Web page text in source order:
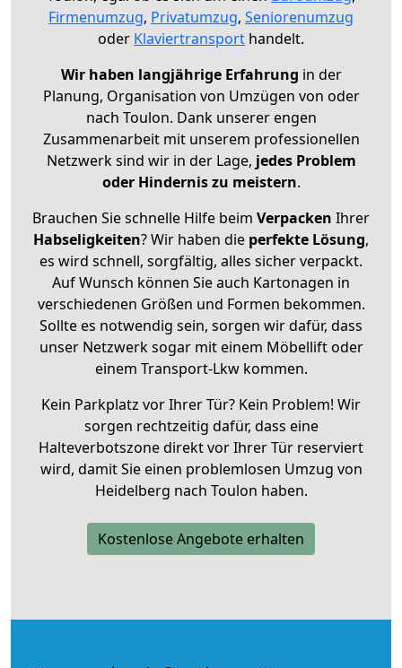
Firmenumzug, Privatumzug, Seniorenumzug
oder Klaviertransport handelt.
Wir haben langjährige Erfahrung in der
Planung, Organisation von Umzügen von oder
nach Toulon. Dank unserer engen
Zusammenarbeit mit unserem professionellen
Netzwerk sind wir in der Lage, jedes Problem
oder Hindernis zu meistern.
Brauchen Sie schnelle Hilfe beim Verpacken Ihrer
Habseligkeiten? Wir haben die perfekte Lösung,
es wird schnell, sorgfältig, alles sicher verpackt.
Auf Wunsch können Sie auch Kartonagen in
verschiedenen Größen und Formen bekommen.
Sollte es notwendig sein, sorgen wir dafür, dass
unser Netzwerk sogar mit einem Möbellift oder
einem Transport-Lkw kommen.
Kein Parkplatz vor Ihrer Tür? Kein Problem! Wir
sorgen rechtzeitig dafür, dass eine
Halteverbotszone direkt vor Ihrer Tür reserviert
wird, damit Sie einen problemlosen Umzug von
Heidelberg nach Toulon haben.
Kostenlose Angebote erhalten